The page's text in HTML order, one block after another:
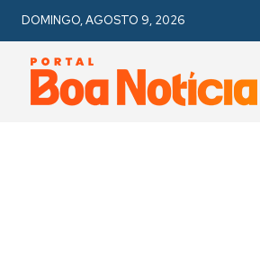
DOMINGO, AGOSTO 9, 2026